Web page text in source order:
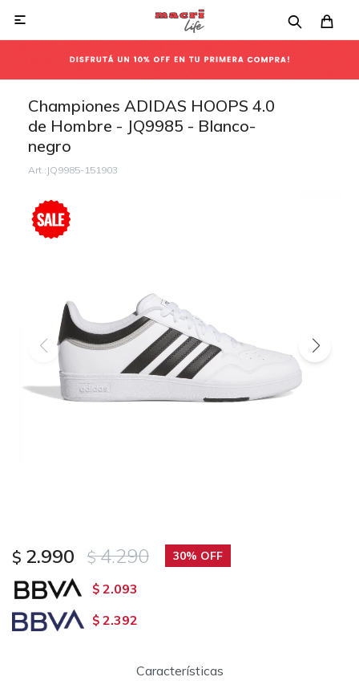

Championes ADIDAS HOOPS 4.0
de Hombre - JQ9985 - Blanco-
negro
JQ9985-151903
$ 2.990 $ 4.290 30
$ 2.093
$ 2.392
Características